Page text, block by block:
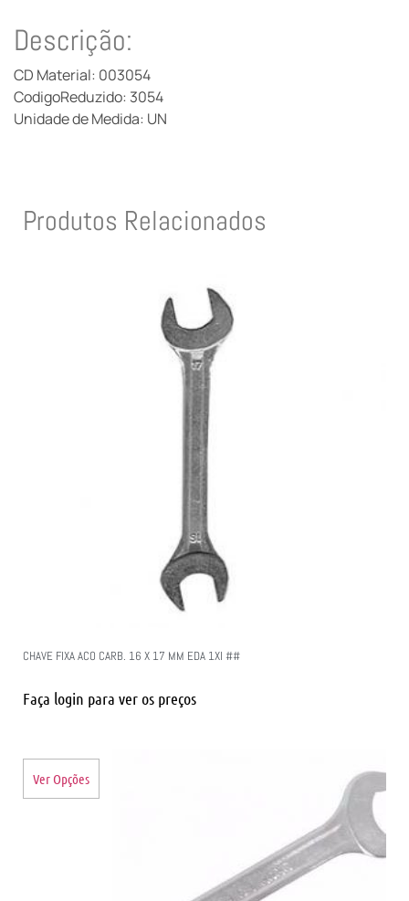
Descrição:
CD Material: 003054
CodigoReduzido: 3054
Unidade de Medida: UN
Produtos Relacionados
CHAVE FIXA ACO CARB. 16 X 17 MM EDA 1XI ##
Faça login para ver os preços
Ver Opções